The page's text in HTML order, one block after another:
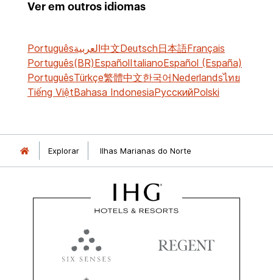
Ver em outros idiomas
Portuguêsالعربية中文Deutsch日本語Français
Português(BR)EspañolItalianoEspañol (España)
PortuguêsTürkçe繁體中文한국어Nederlandsไทย
Tiếng ViệtBahasa IndonesiaРусскийPolski
Explorar Ilhas Marianas do Norte